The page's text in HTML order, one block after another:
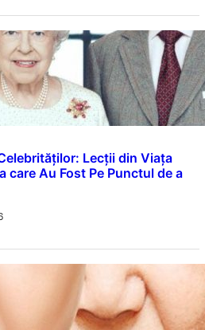
Lecții din Viața
care Au Fost Pe Punctul de a